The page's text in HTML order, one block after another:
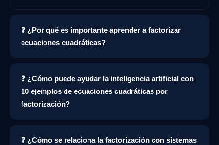
❓ ¿Por qué es importante aprender a factorizar
ecuaciones cuadráticas?
❓ ¿Cómo puede ayudar la inteligencia artificial con
10 ejemplos de ecuaciones cuadráticas por
factorización?
❓ ¿Cómo se relaciona la factorización con sistemas